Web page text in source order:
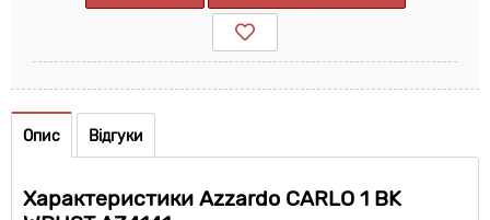
Опис Відгуки
Характеристики Azzardo CARLO 1 BK